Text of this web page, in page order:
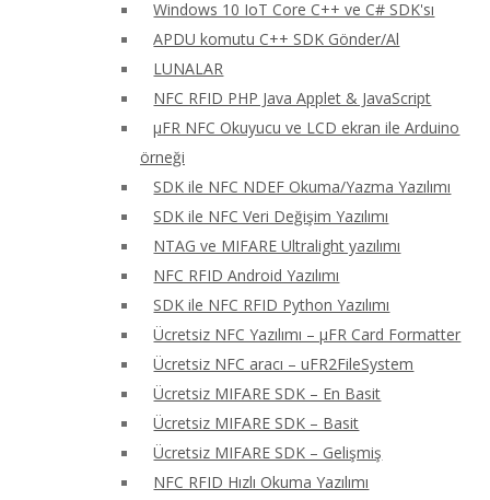
Windows 10 IoT Core C++ ve C# SDK'sı
APDU komutu C++ SDK Gönder/Al
LUNALAR
NFC RFID PHP Java Applet & JavaScript
μFR NFC Okuyucu ve LCD ekran ile Arduino
örneği
SDK ile NFC NDEF Okuma/Yazma Yazılımı
SDK ile NFC Veri Değişim Yazılımı
NTAG ve MIFARE Ultralight yazılımı
NFC RFID Android Yazılımı
SDK ile NFC RFID Python Yazılımı
Ücretsiz NFC Yazılımı – μFR Card Formatter
Ücretsiz NFC aracı – uFR2FileSystem
Ücretsiz MIFARE SDK – En Basit
Ücretsiz MIFARE SDK – Basit
Ücretsiz MIFARE SDK – Gelişmiş
NFC RFID Hızlı Okuma Yazılımı